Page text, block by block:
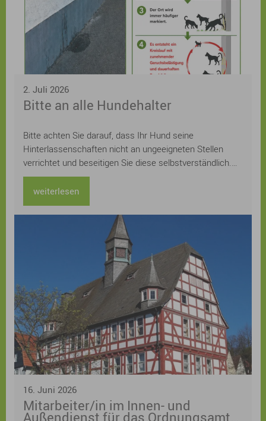
2. Juli 2026
Bitte an alle Hundehalter
Bitte achten Sie darauf, dass Ihr Hund seine
Hinterlassenschaften nicht an ungeeigneten Stellen
verrichtet und beseitigen Sie diese selbstverständlich.
Mit einem verantwortungsvollen Verhalten leisten Sie
einen wichtigen Beitrag zu einem sauberen und
angenehmen Ortsbild – zum Wohl aller.
weiterlesen
16. Juni 2026
Mitarbeiter/in im Innen- und
Außendienst für das Ordnungsamt